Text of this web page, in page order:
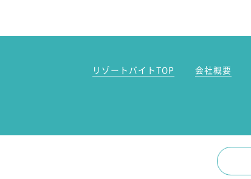
リゾートバイトTOP 会社概要